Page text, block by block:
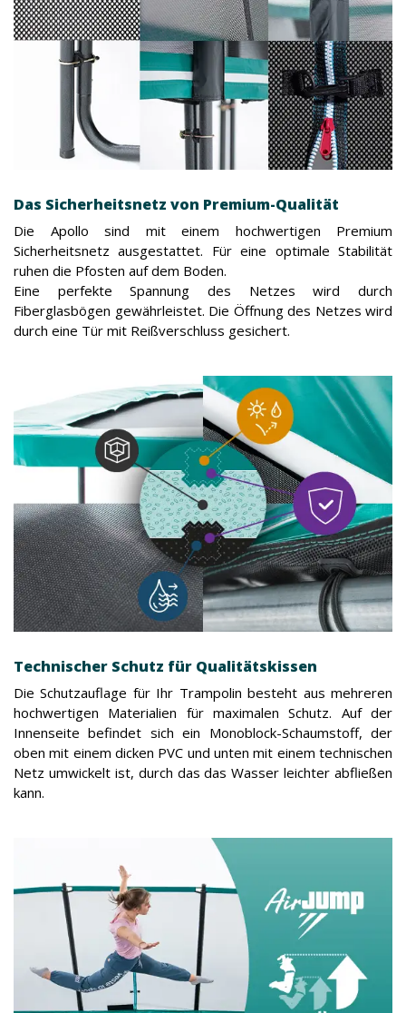
Das Sicherheitsnetz von Premium-Qualität
Die Apollo sind mit einem hochwertigen Premium
Sicherheitsnetz ausgestattet. Für eine optimale Stabilität
ruhen die Pfosten auf dem Boden.
Eine perfekte Spannung des Netzes wird durch
Fiberglasbögen gewährleistet. Die Öffnung des Netzes wird
durch eine Tür mit Reißverschluss gesichert.
Technischer Schutz für Qualitätskissen
Die Schutzauflage für Ihr Trampolin besteht aus mehreren
hochwertigen Materialien für maximalen Schutz. Auf der
Innenseite befindet sich ein Monoblock-Schaumstoff, der
oben mit einem dicken PVC und unten mit einem technischen
Netz umwickelt ist, durch das das Wasser leichter abfließen
kann.